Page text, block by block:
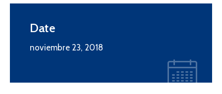
Date
noviembre 23, 2018